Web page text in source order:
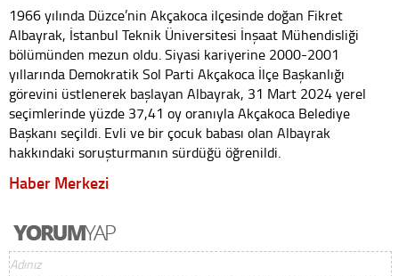
1966 yılında Düzce’nin Akçakoca ilçesinde doğan Fikret
Albayrak, İstanbul Teknik Üniversitesi İnşaat Mühendisliği
bölümünden mezun oldu. Siyasi kariyerine 2000-2001
yıllarında Demokratik Sol Parti Akçakoca İlçe Başkanlığı
görevini üstlenerek başlayan Albayrak, 31 Mart 2024 yerel
seçimlerinde yüzde 37,41 oy oranıyla Akçakoca Belediye
Başkanı seçildi. Evli ve bir çocuk babası olan Albayrak
hakkındaki soruşturmanın sürdüğü öğrenildi.
Haber Merkezi